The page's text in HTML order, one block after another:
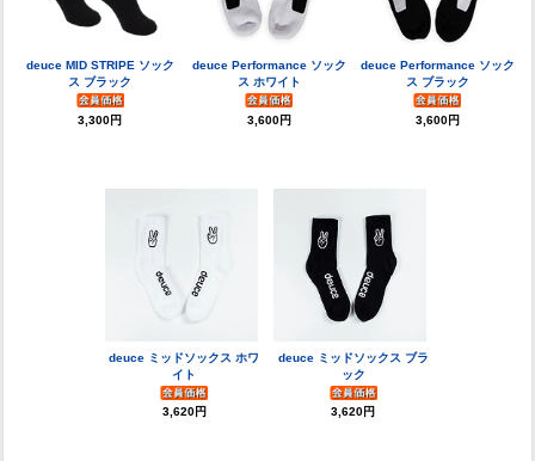
deuce MID STRIPE ソック
ス ブラック
3,300円
deuce Performance ソック
ス ホワイト
3,600円
deuce Performance ソック
ス ブラック
3,600円
deuce ミッドソックス ホワ
イト
3,620円
deuce ミッドソックス ブラ
ック
3,620円